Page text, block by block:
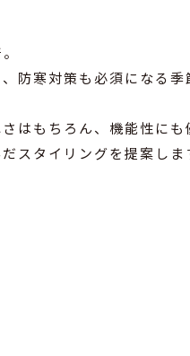
防寒対策も必須になる季
はもちろん、機能性にも
スタイリングを提案しま